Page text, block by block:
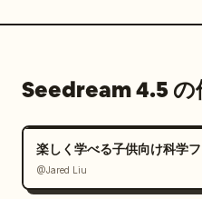
Seedream 4.5 の
楽しく学べる子供向け科学
@Jared Liu